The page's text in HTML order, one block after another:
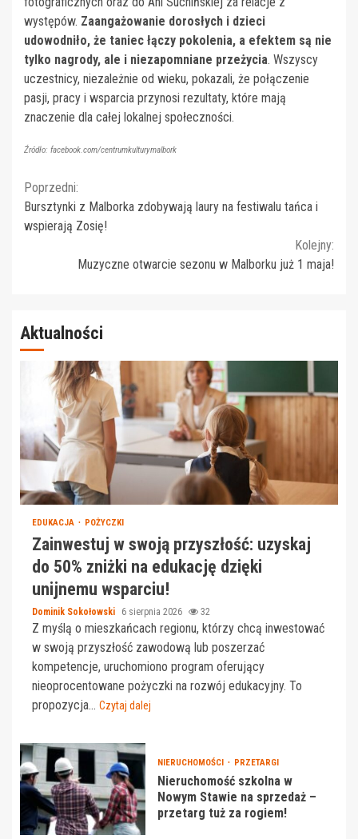
występów. Zaangażowanie dorosłych i dzieci
udowodniło, że taniec łączy pokolenia, a efektem są nie
tylko nagrody, ale i niezapomniane przeżycia. Wszyscy
uczestnicy, niezależnie od wieku, pokazali, że połączenie
pasji, pracy i wsparcia przynosi rezultaty, które mają
znaczenie dla całej lokalnej społeczności.
Źródło: facebook.com/centrumkulturymalbork
Continue
Reading
Poprzedni:
Bursztynki z Malborka zdobywają laury na festiwalu tańca i
wspierają Zosię!
Kolejny:
Muzyczne otwarcie sezonu w Malborku już 1 maja!
Aktualności
EDUKACJA POŻYCZKI
Zainwestuj w swoją przyszłość: uzyskaj
do 50% zniżki na edukację dzięki
unijnemu wsparciu!
Dominik Sokołowski 6 sierpnia 2026 32
Z myślą o mieszkańcach regionu, którzy chcą inwestować
w swoją przyszłość zawodową lub poszerzać
kompetencje, uruchomiono program oferujący
nieoprocentowane pożyczki na rozwój edukacyjny. To
propozycja... Czytaj dalej
NIERUCHOMOŚCI PRZETARGI
Nieruchomość szkolna w
Nowym Stawie na sprzedaż –
przetarg tuż za rogiem!